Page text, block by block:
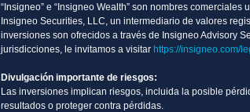
“Insigneo” e “Insigneo Wealth” son nombres
Insigneo Securities, LLC, un intermediario de valores
inversiones son ofrecidos a través de Insigneo Advisory
jurisdicciones, le invitamos a visitar https://insigneo.com/
Divulgación importante de riesgos:
Las inversiones implican riesgos, incluida la posible
resultados o proteger contra pérdidas.